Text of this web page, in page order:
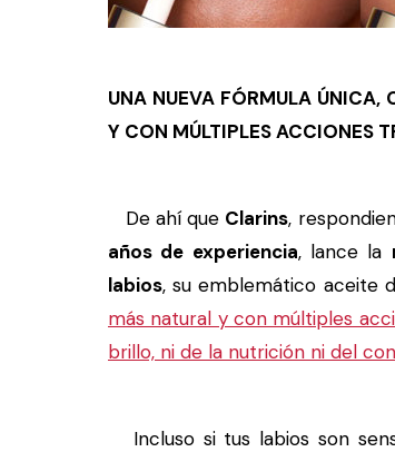
UNA NUEVA FÓRMULA ÚNICA,
Y CON MÚLTIPLES ACCIONES
De ahí que Clarins,
años de experiencia, lance la
labios, su emblemático aceite
más natural y con múltiples
brillo, ni de la nutrición ni del
Incluso si tus labios son